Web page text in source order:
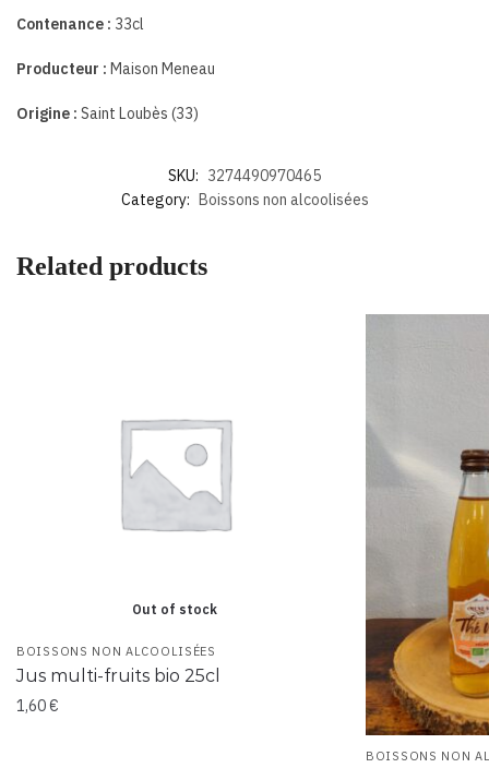
Contenance : 33cl
Producteur : Maison Meneau
Origine : Saint Loubès (33)
SKU: 3274490970465
Category: Boissons non alcoolisées
Related products
Out of stock
BOISSONS NON ALCOOLISÉES
Jus multi-fruits bio 25cl
1,60€
BOISSONS NON